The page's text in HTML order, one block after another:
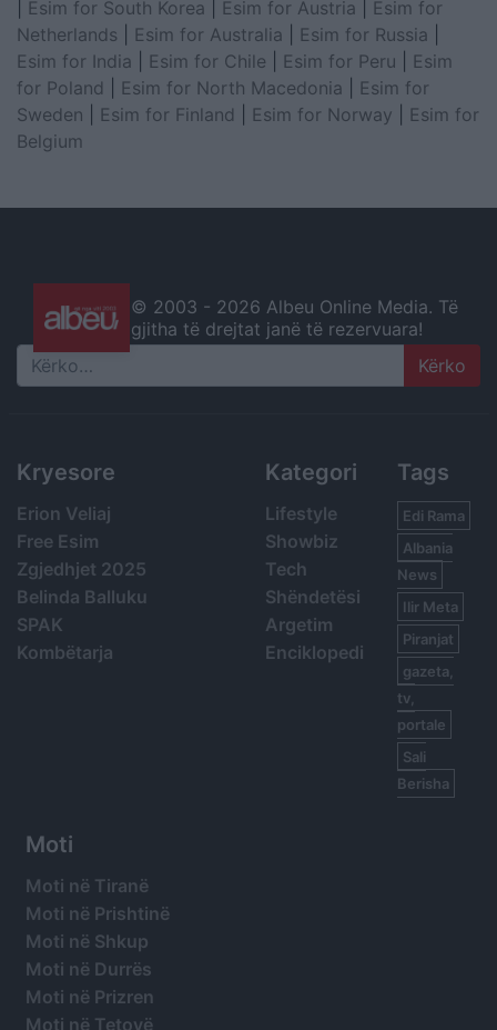
Esim for South Korea Esim for Austria
Esim for
Netherlands
Esim for Australia Esim for Russia
Esim for India
Esim for Chile Esim for Peru
Esim
for Poland
Esim for North Macedonia
Esim for
Sweden
Esim for Finland Esim for Norway
Esim for
Belgium
© 2003 - 2026 Albeu Online Media. Të
gjitha të drejtat janë të rezervuara!
Search
Kryesore
Erion Veliaj
Free Esim
Zgjedhjet 2025
Belinda Balluku
SPAK
Kombëtarja
Kategori
Lifestyle
Showbiz
Tech
Shëndetësi
Argetim
Enciklopedi
Tags
Edi Rama
Albania
News
Ilir Meta
Piranjat
gazeta,
tv,
portale
Sali
Berisha
Moti
Moti në Tiranë
Moti në Prishtinë
Moti në Shkup
Moti në Durrës
Moti në Prizren
Moti në Tetovë